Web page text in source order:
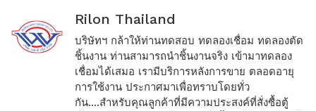
Rilon Thailand
บริษัทฯ กล้าให้ท่านทดสอบ ทดลองเชื่อม ทดลองตัด
ชิ้นงาน ท่านสามารถนำชิ้นงานจริง เข้ามาทดลอง
เชื่อมได้เสมอ เรามีบริการหลังการขาย ตลอดอายุ
การใช้งาน ประกาศมาเพื่อทราบโดยทั่ว
กัน....สำหรับคุณลูกค้าที่มีความประสงค์ที่สั่งซื้อตู้